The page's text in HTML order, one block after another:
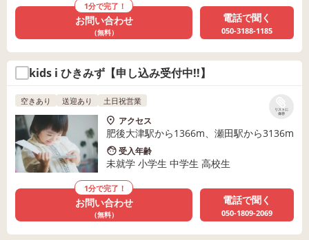
1分で完了！
お問い合わせ
（無料）
電話で聞く
050-3188-1185
kids i ひきみず【申し込み受付中!!】
リストに
保存
空きあり 送迎あり 土日祝営業
アクセス
肥後大津駅から1366m、瀬田駅から3136m
受入年齢
未就学 小学生 中学生 高校生
1分で完了！
お問い合わせ
（無料）
電話で聞く
050-1809-2069